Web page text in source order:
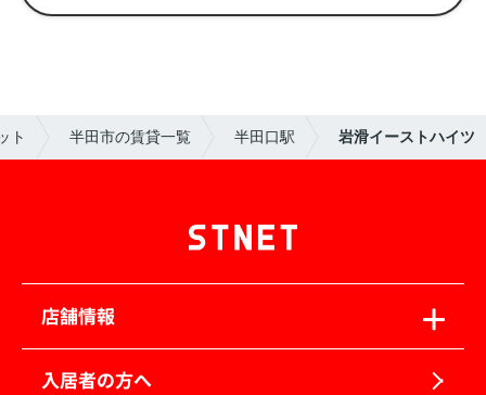
ト 半田市の賃貸一覧 半田口駅 岩滑イーストハイツ
店舗情報
入居者の方へ